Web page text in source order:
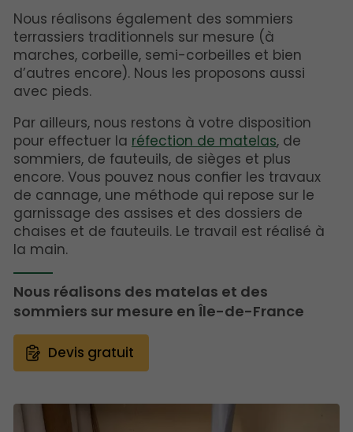
Nous réalisons également des sommiers
terrassiers traditionnels sur mesure (à
marches, corbeille, semi-corbeilles et bien
d’autres encore). Nous les proposons aussi
avec pieds.
Par ailleurs, nous restons à votre disposition
pour effectuer la réfection de matelas, de
sommiers, de fauteuils, de sièges et plus
encore. Vous pouvez nous confier les travaux
de cannage, une méthode qui repose sur le
garnissage des assises et des dossiers de
chaises et de fauteuils. Le travail est réalisé à
la main.
Nous réalisons des matelas et des
sommiers sur mesure en Île-de-France
Devis gratuit